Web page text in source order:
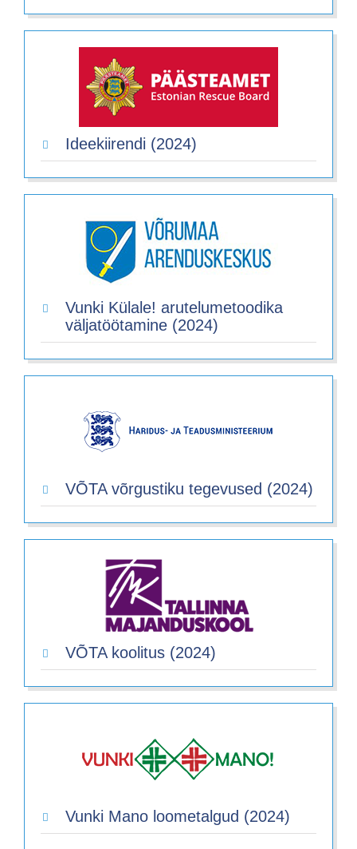
Ideekiirendi (2024)
Vunki Külale! arutelumetoodika
väljatöötamine (2024)
VÕTA võrgustiku tegevused (2024)
VÕTA koolitus (2024)
Vunki Mano loometalgud (2024)